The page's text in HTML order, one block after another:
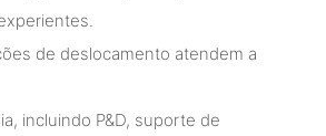
de deslocamento atendem a
incluindo P&D, suporte de